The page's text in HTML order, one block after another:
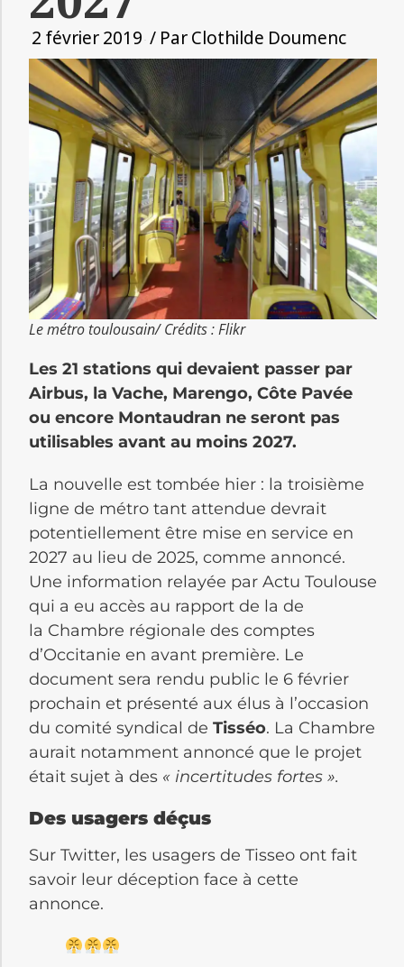
2 février 2019 / ParClothilde Doumenc
Le métro toulousain/ Crédits : Flikr
Les 21 stations qui devaient passer par
Airbus, la Vache, Marengo, Côte Pavée
ou encore Montaudran ne seront pas
utilisables avant au moins 2027.
La nouvelle est tombée hier : la troisième
ligne de métro tant attendue devrait
potentiellement être mise en service en
2027 au lieu de 2025, comme annoncé.
Une information relayée par Actu Toulouse
qui a eu accès au rapport de la de
la Chambre régionale des comptes
d’Occitanie en avant première. Le
document sera rendu public le 6 février
prochain et présenté aux élus à l’occasion
du comité syndical de Tisséo. La Chambre
aurait notamment annoncé que le projet
était sujet à des « incertitudes fortes ».
Des usagers déçus
Sur Twitter, les usagers de Tisseo ont fait
savoir leur déception face à cette
annonce.